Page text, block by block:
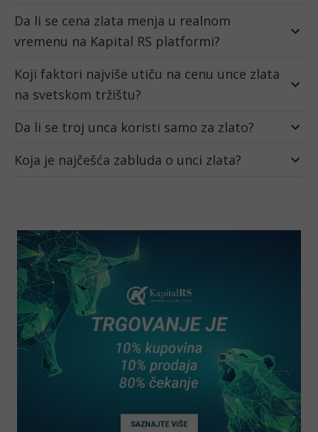
Da li se cena zlata menja u realnom
vremenu na Kapital RS platformi?
Koji faktori najviše utiču na cenu unce zlata
na svetskom tržištu?
Da li se troj unca koristi samo za zlato?
Koja je najčešća zabluda o unci zlata?